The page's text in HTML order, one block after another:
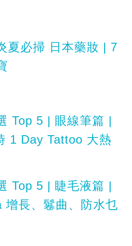
夏必掃 日本藥妝 | 7
Top 5 | 眼線筆篇 |
1 Day Tattoo 大熱
Top 5 | 睫毛液篇 |
增長、鬈曲、防水乜